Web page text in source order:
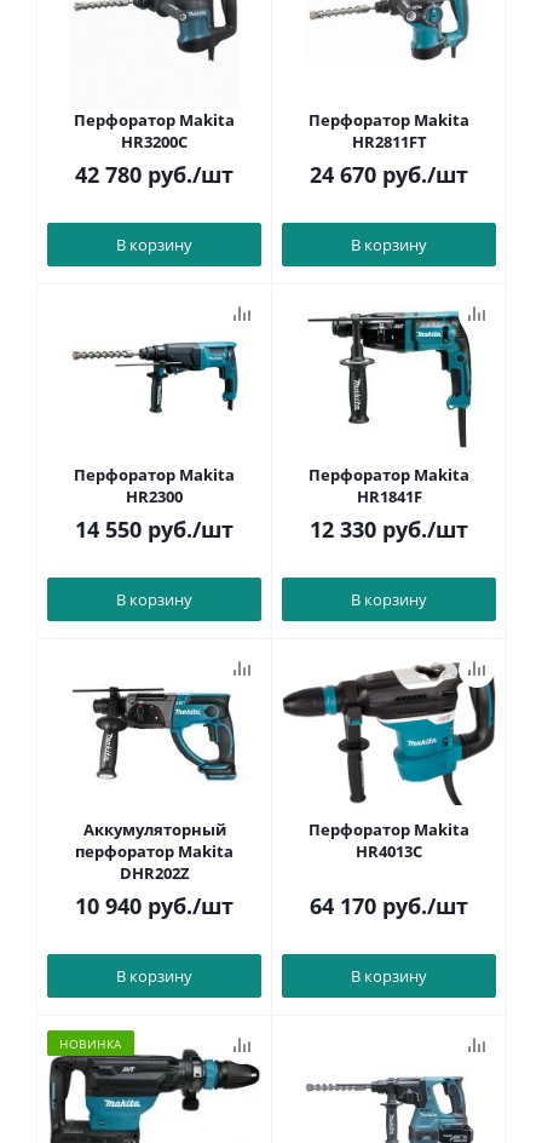
Перфоратор Makita
HR3200C
42 780 руб./шт
В корзину
Перфоратор Makita
HR2811FT
24 670 руб./шт
В корзину
Перфоратор Makita
HR2300
14 550 руб./шт
В корзину
Перфоратор Makita
HR1841F
12 330 руб./шт
В корзину
Аккумуляторный
перфоратор Makita
DHR202Z
10 940 руб./шт
В корзину
Перфоратор Makita
HR4013C
64 170 руб./шт
В корзину
НОВИНКА